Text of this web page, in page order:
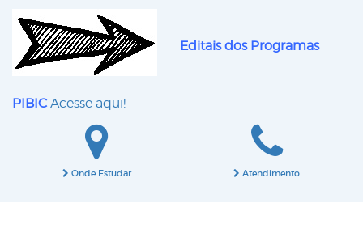
Editais dos Programas
PIBIC Acesse aqui!
Onde Estudar Atendimento